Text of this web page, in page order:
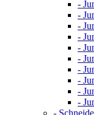
-
-
-
-
-
-
-
-
-
-
-